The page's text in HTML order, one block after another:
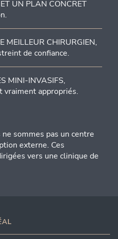
UN PLAN CONCRET
MEILLEUR CHIRURGIEN,
de confiance.
MINI-INVASIFS,
vraiment appropriés.
sommes pas un centre
externe. Ces
vers une clinique de